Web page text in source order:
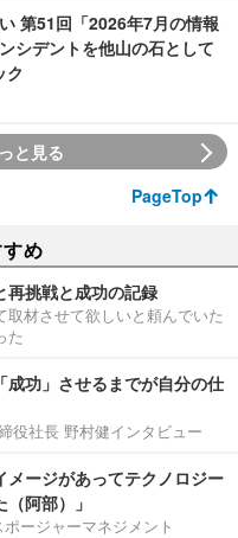
第51回「2026年7月の情報
シデントを他山の石として
ク
と見る
PageTop
め
再挑戦と成功の記録
材させて欲しいと頼んでいた
た
成功」させるまでが自分の仕
役社長 野村健インタビュー
メージがあってテクノロジー
阿部）」
ージャーマネジメント